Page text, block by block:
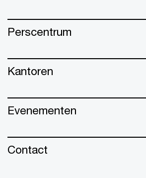
Perscentrum
Kantoren
Evenementen
Contact